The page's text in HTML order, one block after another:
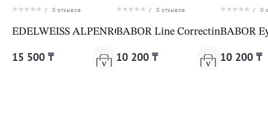
/ 0 отзывов
EDELWEISS ALPENROSE MAKE UP REMOVER
15 500 ₸
/ 0 отзывов
BABOR Line Correcting Penci
10 200 ₸
/ 0
BABOR
10 200 ₸